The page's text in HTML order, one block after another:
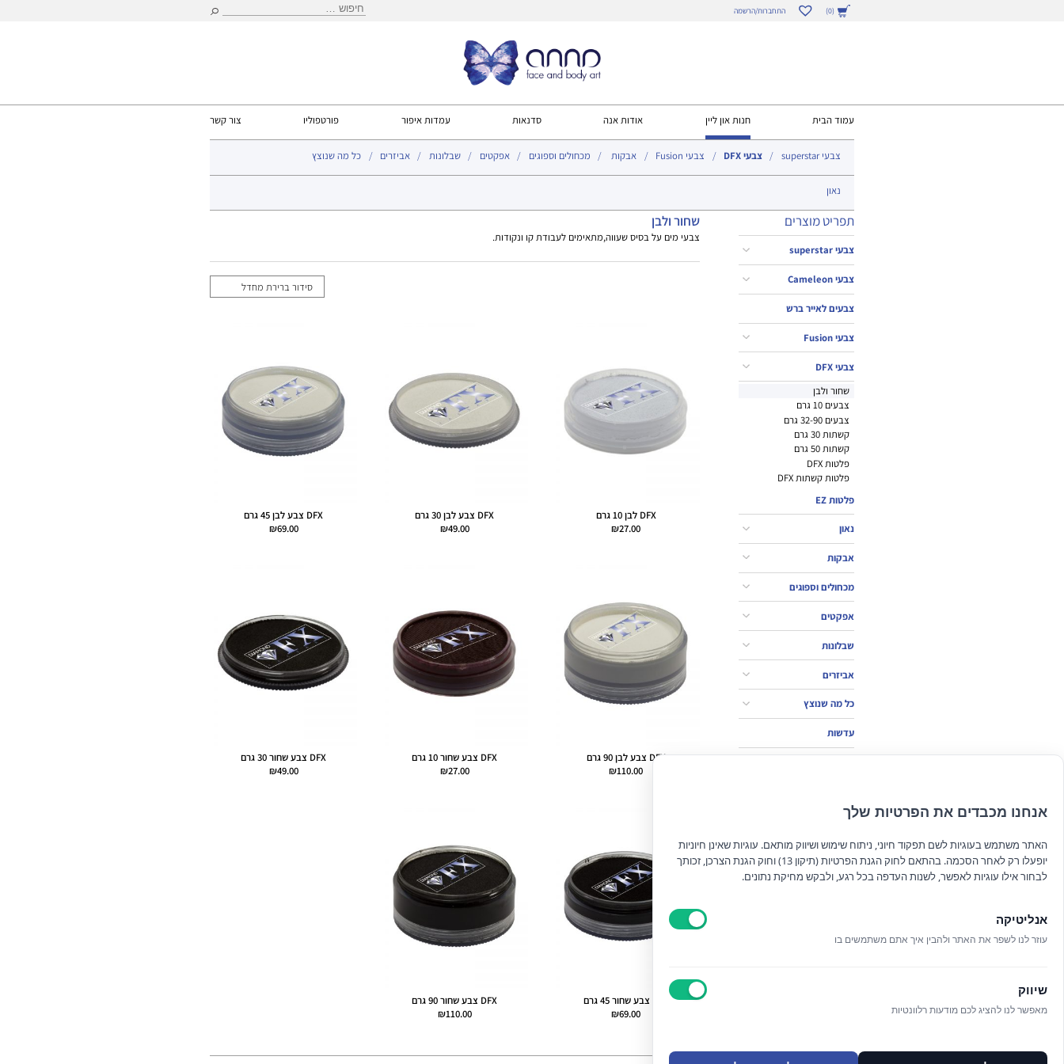
(0) התחברות/הרשמה חיפוש:
עמוד הבית חנות און ליין
צבעי superstar צבעי DFX צבעי Fusion אבקות
נאון
מכחולים וספוגים אפקטים שבלונות אביזרים כל מה שנוצץ
אודות אנה סדנאות עמדות איפור פורטפוליו צור קשר
תפריט מוצרים
צבעי superstar
צבעי Cameleon
צבעים לאייר ברש
צבעי Fusion
צבעי DFX
שחור ולבן
צבעים 10 גרם
צבעים 32-90 גרם
קשתות 30 גרם
קשתות 50 גרם
פלטות DFX
פלטות קשתות DFX
פלטות EZ
נאון
אבקות
מכחולים וספוגים
אפקטים
שבלונות
אביזרים
כל מה שנוצץ
עדשות
מבצעים
כללי
שחור ולבן
צבעי מים על בסיס שעווה,מתאימים לעבודת קו ונקודות.
DFX לבן 10 גרם
₪27.00
DFX צבע לבן 30 גרם
₪49.00
DFX צבע לבן 45 גרם
₪69.00
DFX צבע לבן 90 גרם
₪110.00
DFX צבע שחור 10 גרם
₪27.00
DFX צבע שחור 30 גרם
₪49.00
₪69.00
DFX צבע שחור 90 גרם
₪110.00
אנחנו מכבדים את הפרטיות שלך
האתר משתמש בעוגיות לשם תפקוד חיוני, ניתוח שימוש ושיווק מותאם. עוגיות שאינן חיוניות
יופעלו רק לאחר הסכמה. בהתאם לחוק הגנת הפרטיות (תיקון 13) וחוק הגנת הצרכן, זכותך
לבחור אילו עוגיות לאפשר, לשנות העדפה בכל רגע, ולבקש מחיקת נתונים.
אנליטיקה
עוזר לנו לשפר את האתר ולהבין איך אתם משתמשים בו
שיווק
מאפשר לנו להציג לכם מודעות רלוונטיות